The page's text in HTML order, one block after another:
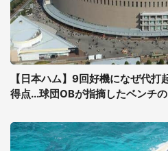
【日本ハム】9回好機になぜ代
得点...球団OBが指摘したベンチの